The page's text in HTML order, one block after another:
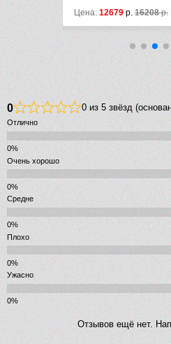
Цена: 12679 р. 16208р.
0 0 из 5 звёзд
Отлично
Очень хорошо
Средне
Плохо
Ужасно
Отзывов ещё нет.